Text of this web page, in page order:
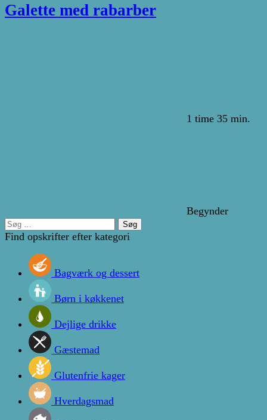
Galette med rabarber
1 time 35 min.
Begynder
Søg
efter:
Find opskrifter efter kategori
Bagværk og dessert
Børn i køkkenet
Dejlige drikke
Gæstemad
Glutenfrie kager
Hverdagsmad